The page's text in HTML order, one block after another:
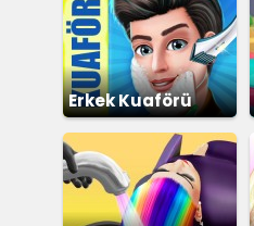
Erkek Kuaförü